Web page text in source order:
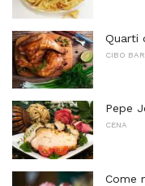
Quarti
CIBO
Pepe
CENA
Come